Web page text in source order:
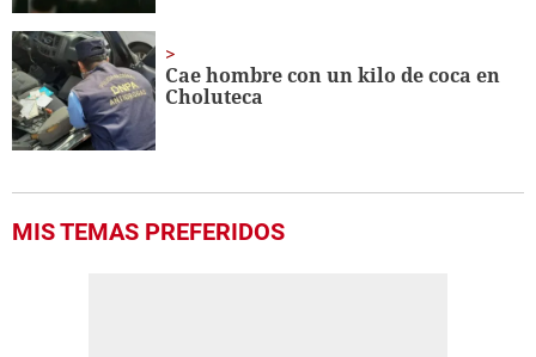
Cae hombre con un kilo de coca en
Choluteca
MIS TEMAS PREFERIDOS